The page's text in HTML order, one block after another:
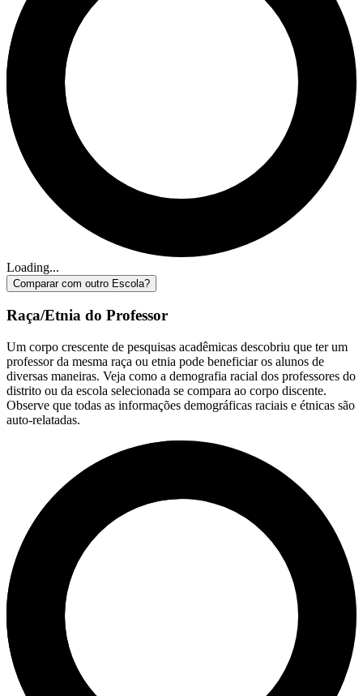
Loading...
Comparar com outro Escola?
Raça/Etnia do Professor
Um corpo crescente de pesquisas acadêmicas descobriu que ter um
professor da mesma raça ou etnia pode beneficiar os alunos de
diversas maneiras. Veja como a demografia racial dos professores do
distrito ou da escola selecionada se compara ao corpo discente.
Observe que todas as informações demográficas raciais e étnicas são
auto-relatadas.